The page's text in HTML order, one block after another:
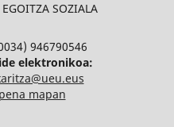
SOZIALA
946790546
elektronikoa:
mapan